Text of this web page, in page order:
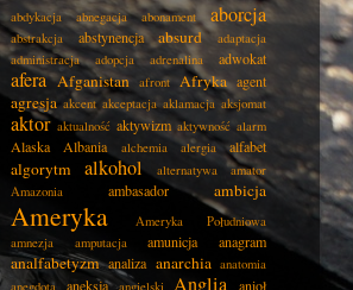
abdykacja abnegacja abonament aborcja
abstrakcja abstynencja absurd
adaptacja
administracja
adopcja adrenalina adwokat
afera Afganistan afront Afryka agent
agresja akcent akceptacja aklamacja aksjomat
aktor aktualność aktywizm aktywność alarm
Alaska Albania alchemia alergia alfabet
algorytm alkohol alternatywa
amator
Amazonia
ambasador ambicja
Ameryka
Ameryka Południowa
amnezja
amputacja amunicja anagram
analfabetyzm analiza anarchia anatomia
aneksja Anglia anioł